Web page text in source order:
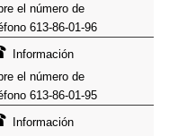
el número de
613-86-01-96
Información
el número de
613-86-01-95
Información